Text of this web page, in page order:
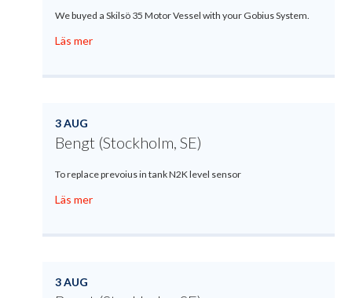
We buyed a Skilsö 35 Motor Vessel with your Gobius System.
Läs mer
3 AUG
Bengt (Stockholm, SE)
To replace prevoius in tank N2K level sensor
Läs mer
3 AUG